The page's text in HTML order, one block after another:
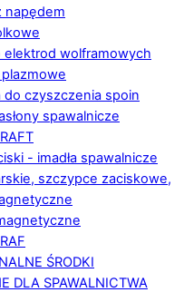
napędem
elektrod wolframowych
do czyszczenia spoin
spawalnicze
- imadła spawalnicze
szczypce zaciskowe,
ŚRODKI
DLA SPAWALNICTWA